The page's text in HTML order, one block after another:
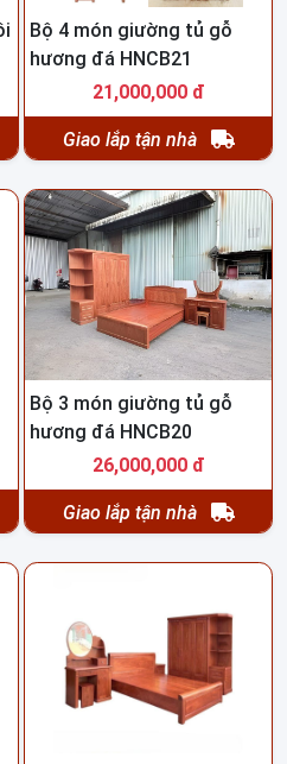
Bộ 4 món giường tủ gỗ
hương đá HNCB21
21,000,000 đ
Giao lắp tận nhà
Bộ 3 món giường tủ gỗ
hương đá HNCB20
26,000,000 đ
Giao lắp tận nhà